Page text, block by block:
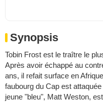
Synopsis
Tobin Frost est le traître le
Après avoir échappé au
ans, il refait surface en
faubourg du Cap est
jeune "bleu", Matt Weston,